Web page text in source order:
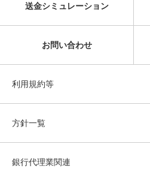
送金シミュレーション
お問い合わせ
利用規約等
方針一覧
銀行代理業関連